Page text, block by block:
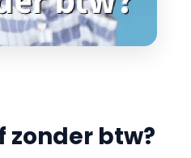
zonder btw?